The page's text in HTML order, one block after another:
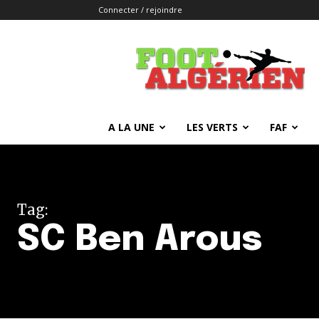
Connecter / rejoindre
FOOTALGERIEN
A LA UNE LES VERTS FAF
Tag:
SC Ben Arous